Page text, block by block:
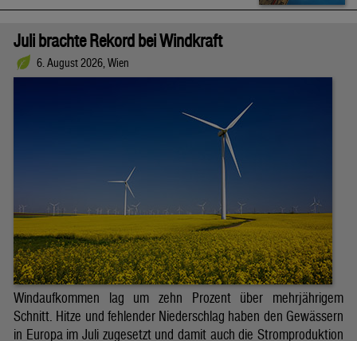
Juli brachte Rekord bei Windkraft
6. August 2026, Wien
Windaufkommen lag um zehn Prozent über mehrjährigem
Schnitt. Hitze und fehlender Niederschlag haben den Gewässern
in Europa im Juli zugesetzt und damit auch die Stromproduktion